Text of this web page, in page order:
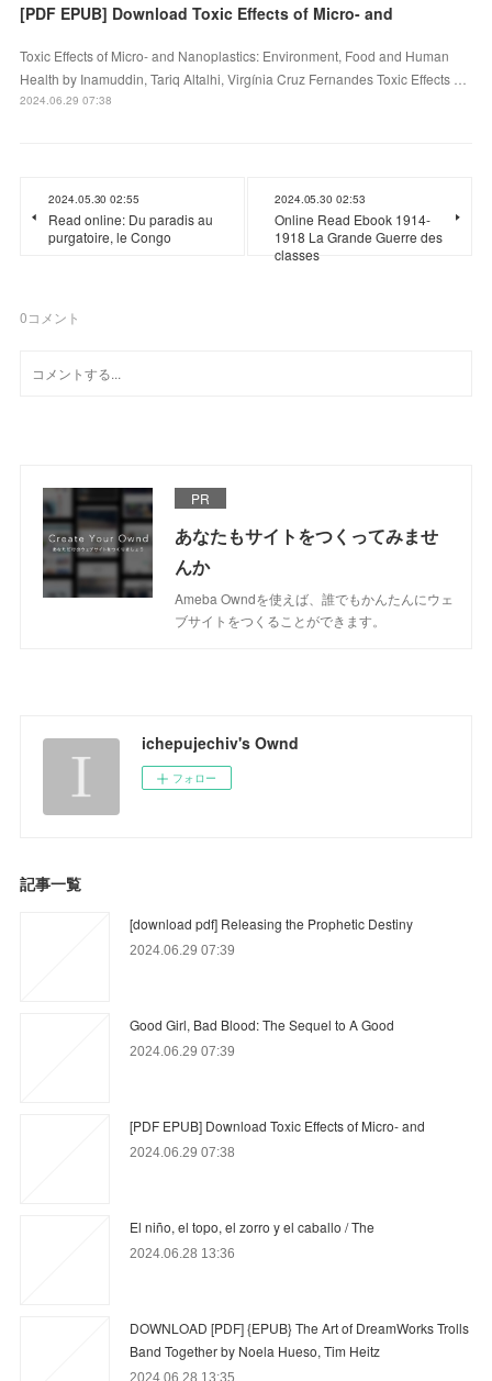
[PDF EPUB] Download Toxic Effects of Micro- and
Toxic Effects of Micro- and Nanoplastics: Environment, Food and Human
Health by Inamuddin, Tariq Altalhi, Virgínia Cruz Fernandes Toxic Effects …
2024.06.29 07:38
2024.05.30 02:55
Read online: Du paradis au
purgatoire, le Congo
2024.05.30 02:53
Online Read Ebook 1914-
1918 La Grande Guerre des
classes
0コメント
PR
あなたもサイトをつくってみませ
んか
Ameba Owndを使えば、誰でもかんたんにウェ
ブサイトをつくることができます。
ichepujechiv's Ownd
フォロー
記事一覧
[download pdf] Releasing the Prophetic Destiny
2024.06.29 07:39
Good Girl, Bad Blood: The Sequel to A Good
2024.06.29 07:39
[PDF EPUB] Download Toxic Effects of Micro- and
2024.06.29 07:38
El niño, el topo, el zorro y el caballo / The
2024.06.28 13:36
DOWNLOAD [PDF] {EPUB} The Art of DreamWorks Trolls
Band Together by Noela Hueso, Tim Heitz
2024.06.28 13:35